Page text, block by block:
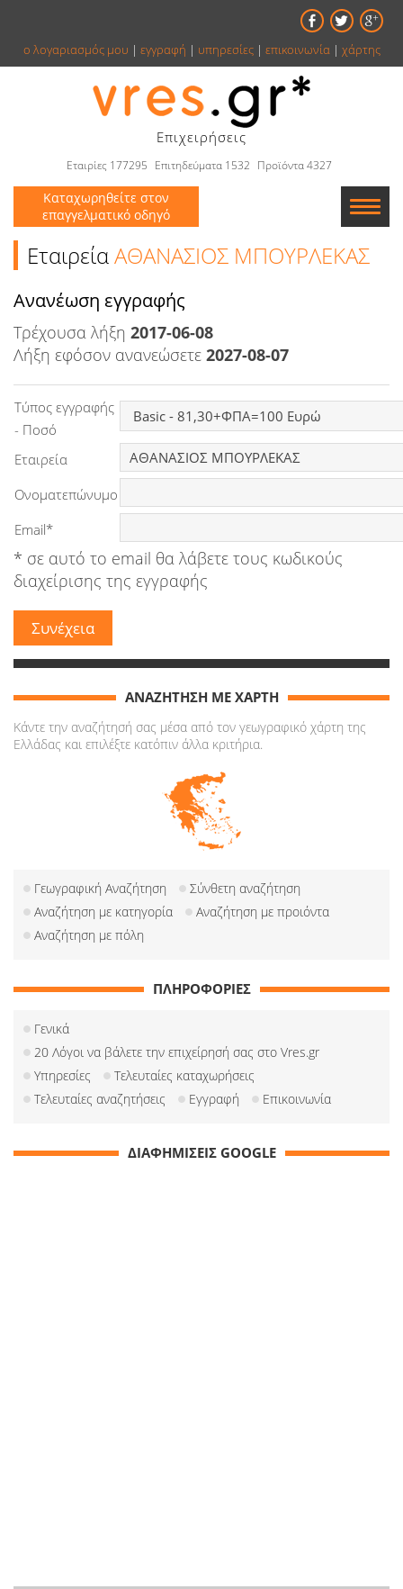
ο λογαριασμός μου | εγγραφή | υπηρεσίες| επικοινωνία| χάρτης
Επιχειρήσεις
Εταιρίες 177295 Επιτηδεύματα 1532 Προϊόντα 4327
Καταχωρηθείτε στον
επαγγελματικό οδηγό
Εταιρείες
Κατάλογος
Αγγελίες
Ειδήσεις
Παιχνίδια
Ραδιόφωνο
Ταινίες
ΕταιρείαΑΘΑΝΑΣΙΟΣ ΜΠΟΥΡΛΕΚΑΣ
Aνανέωση εγγραφής
Τρέχουσα λήξη 2017-06-08
Λήξη εφόσον ανανεώσετε 2027-08-07
Τύπος εγγραφής
- Ποσό
Εταιρεία
Ονοματεπώνυμο
Email*
* σε αυτό το email θα λάβετε τους κωδικούς
διαχείρισης της εγγραφής
ΑΝΑΖΗΤΗΣΗ ΜΕ ΧΑΡΤΗ
Κάντε την αναζήτησή σας μέσα από τον γεωγραφικό χάρτη της
Ελλάδας και επιλέξτε κατόπιν άλλα κριτήρια.
Γεωγραφική Αναζήτηση
Σύνθετη αναζήτηση
Αναζήτηση με κατηγορία
Αναζήτηση με προιόντα
Αναζήτηση με πόλη
ΠΛΗΡΟΦΟΡΙΕΣ
Γενικά
20 Λόγοι να βάλετε την επιχείρησή σας στο Vres.gr
Υπηρεσίες
Τελευταίες καταχωρήσεις
Τελευταίες αναζητήσεις
Εγγραφή Επικοινωνία
ΔΙΑΦΗΜΙΣΕΙΣ GOOGLE